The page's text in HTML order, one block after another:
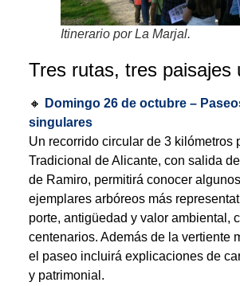
Itinerario por La Marjal.
Tres rutas, tres paisajes
🔸
Domingo 26 de octubre –
singulares
Un recorrido circular de 3 kilómetros
Tradicional de Alicante, con salida
de Ramiro, permitirá conocer
ejemplares arbóreos más
porte, antigüedad y valor ambiental,
centenarios. Además de la vertiente
el paseo incluirá explicaciones de
y patrimonial.